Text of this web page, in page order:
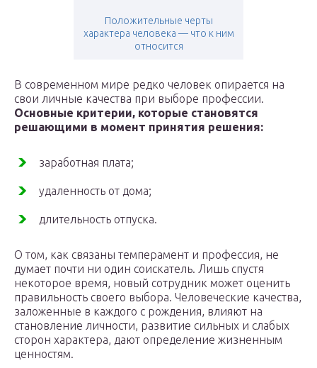
Положительные черты
характера человека — что к ним
относится
В современном мире редко человек опирается на
свои личные качества при выборе профессии.
Основные критерии, которые становятся
решающими в момент принятия решения:
заработная плата;
удаленность от дома;
длительность отпуска.
О том, как связаны темперамент и профессия, не
думает почти ни один соискатель. Лишь спустя
некоторое время, новый сотрудник может оценить
правильность своего выбора. Человеческие качества,
заложенные в каждого с рождения, влияют на
становление личности, развитие сильных и слабых
сторон характера, дают определение жизненным
ценностям.